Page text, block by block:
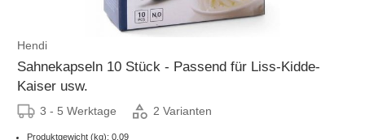
Hendi
Sahnekapseln 10 Stück - Passend für Liss-Kidde-
Kaiser usw.
3 - 5 Werktage 2 Varianten
Produktgewicht (kg): 0.09